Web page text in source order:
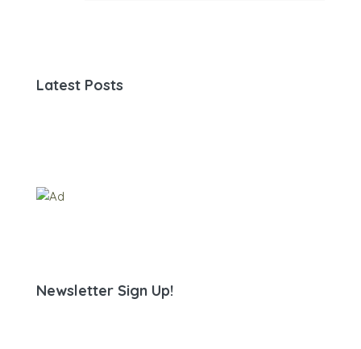
Latest Posts
Newsletter Sign Up!